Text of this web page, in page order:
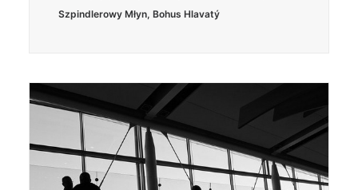
Szpindlerowy Młyn, Bohus Hlavatý